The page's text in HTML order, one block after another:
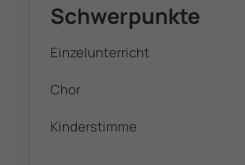
Schwerpunkte
Einzelunterricht
Chor
Kinderstimme